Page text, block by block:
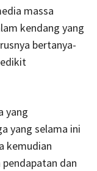
massa
kendang yang
bertanya-
yang
yang selama ini
kemudian
dan